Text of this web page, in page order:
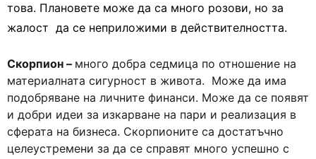
това. Плановете може да са много розови, но за
жалост да се неприложими в действителността.
Скорпион – много добра седмица по отношение на
материалната сигурност в живота. Може да има
подобряване на личните финанси. Може да се появят
и добри идеи за изкарване на пари и реализация в
сферата на бизнеса. Скорпионите са достатъчно
целеустремени за да се справят много успешно с